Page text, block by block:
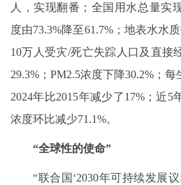
人，实现翻番；全国用水总量实
度由73.3%降至61.7%；地表水水
10万人受灾/死亡失踪人口及直接
29.3%；PM2.5浓度下降30.2%；
2024年比2015年减少了17%；近
浓度环比减少71.1%。
“全球性的使命”
“联合国‘2030年可持续发展